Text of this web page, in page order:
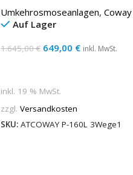
(silber)
Umkehrosmoseanlagen, Coway
Auf Lager
1.645,00€ 649,00 € inkl. MwSt.
inkl. 19 % MwSt.
zzgl. Versandkosten
SKU: ATCOWAY P-160L 3Wege1